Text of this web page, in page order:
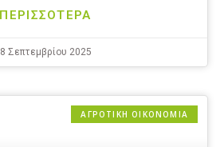
ΠΕΡΙΣΣΟΤΕΡΑ
8 Σεπτεμβρίου 2025
ΑΓΡΟΤΙΚΗ ΟΙΚΟΝΟΜΙΑ